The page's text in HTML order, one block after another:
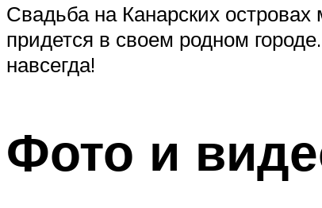
Свадьба на Канарских
придется в своем родном
навсегда!
Фото и